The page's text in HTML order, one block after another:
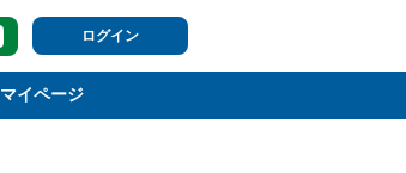
ログイン
マイページ